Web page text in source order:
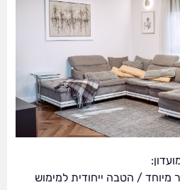
מיוחד / הטבה ייחודית למימוש